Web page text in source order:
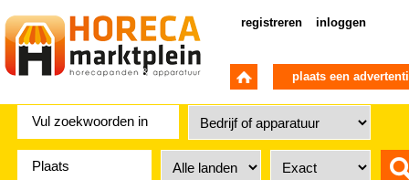
registreren inloggen
plaats een